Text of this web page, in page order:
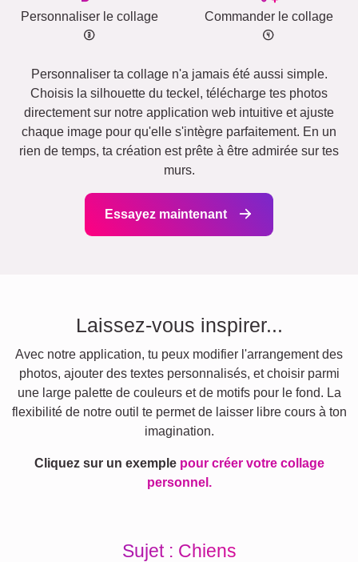
Personnaliser le collage Commander le collage
Personnaliser ta collage n'a jamais été aussi simple.
Choisis la silhouette du teckel, télécharge tes photos
directement sur notre application web intuitive et ajuste
chaque image pour qu'elle s'intègre parfaitement. En un
rien de temps, ta création est prête à être admirée sur tes
murs.
Essayez maintenant
Laissez-vous inspirer...
Avec notre application, tu peux modifier l'arrangement des
photos, ajouter des textes personnalisés, et choisir parmi
une large palette de couleurs et de motifs pour le fond. La
flexibilité de notre outil te permet de laisser libre cours à ton
imagination.
Cliquez sur un exemple pour créer votre collage
personnel.
Sujet : Chiens